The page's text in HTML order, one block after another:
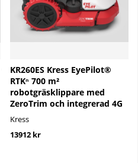
KR260ES Kress EyePilot®
RTKⁿ 700 m²
robotgräsklippare med
ZeroTrim och integrerad 4G
Kress
13912 kr